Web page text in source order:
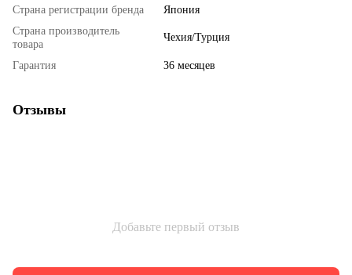
Страна регистрации бренда
Япония
Страна производитель
товара
Чехия/Турция
Гарантия 36 месяцев
Отзывы
Добавьте первый отзыв